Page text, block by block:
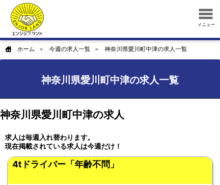
メニュー
ホーム 今週の求人一覧 神奈川県愛川町中津の求人一覧
神奈川県愛川町中津の求人一覧
神奈川県愛川町中津の求人
求人は毎週入れ替わります。
現在掲載されている求人は今週だけ！
4tドライバー「年齢不問」